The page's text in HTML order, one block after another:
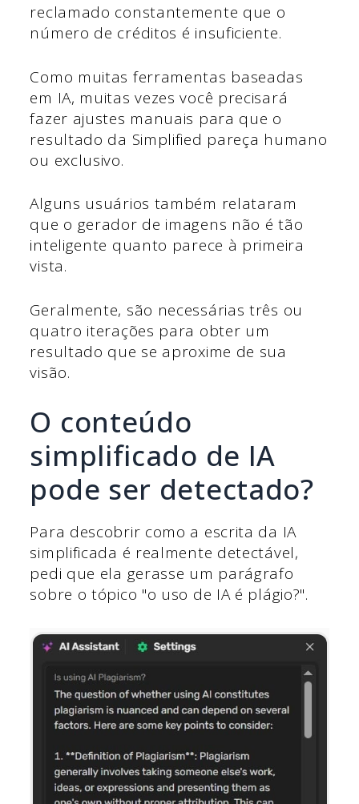
reclamado constantemente que o
número de créditos é insuficiente.
Como muitas ferramentas baseadas
em IA, muitas vezes você precisará
fazer ajustes manuais para que o
resultado da Simplified pareça humano
ou exclusivo.
Alguns usuários também relataram
que o gerador de imagens não é tão
inteligente quanto parece à primeira
vista.
Geralmente, são necessárias três ou
quatro iterações para obter um
resultado que se aproxime de sua
visão.
O conteúdo
simplificado de IA
pode ser detectado?
Para descobrir como a escrita da IA
simplificada é realmente detectável,
pedi que ela gerasse um parágrafo
sobre o tópico "o uso de IA é plágio?".